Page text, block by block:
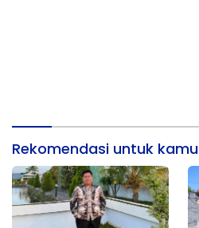
Rekomendasi untuk kamu